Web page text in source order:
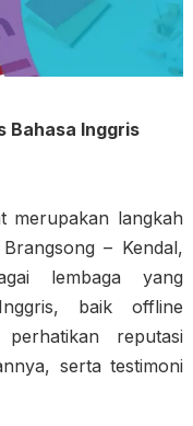
Bahasa Inggris
merupakan langkah
– Kendal,
lembaga yang
baik offline
reputasi
serta testimoni